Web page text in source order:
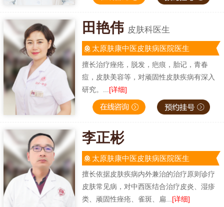
田艳伟 皮肤科医生
太原肤康中医皮肤病医院医生
擅长治疗痤疮，脱发，疤痕，胎记，青春
痘，皮肤美容等，对顽固性皮肤疾病有深入
研究。... [详细]
李正彬
太原肤康中医皮肤病医院医生
擅长依据皮肤疾病内外兼治的治疗原则诊疗
皮肤常见病，对中西医结合治疗皮炎、湿疹
类、顽固性痤疮、雀斑、扁...[详细]